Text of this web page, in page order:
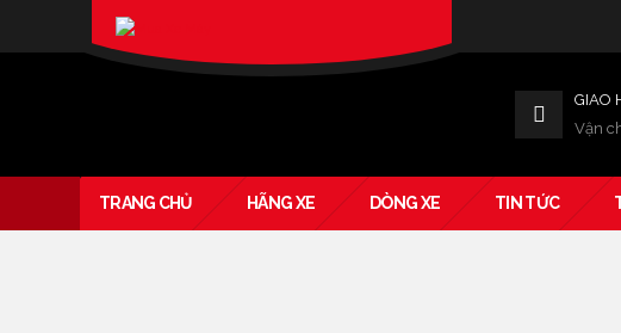
XIN CHÀO KHÁCH
GIAO
Vận
TRANG CHỦ HÃNG XE DÒNG XE TIN TỨC